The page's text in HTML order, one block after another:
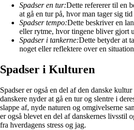
Spadser en tur:Dette refererer til en
at gå en tur på, hvor man tager sig
Spadser tempo:Dette beskriver en
eller rytme, hvor tingene bliver gjort
Spadser i tankerne:Dette betyder at
noget eller reflektere over en
Spadser i Kulturen
Spadser er også en del af den danske
danskere nyder at gå en tur og slentre i
slappe af, nyde naturen og omgivelserne
er også blevet en del af danskernes livsstil
fra hverdagens stress og jag.